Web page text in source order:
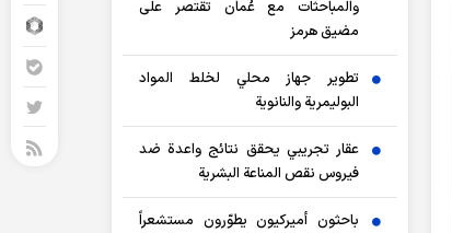
والمباحثات مع عُمان تقتصر على
مضيق هرمز
تطوير جهاز محلي لخلط المواد
البوليمرية والنانوية
عقار تجريبي يحقق نتائج واعدة ضد
فيروس نقص المناعة البشرية
باحثون أميركيون يطوّرون مستشعراً